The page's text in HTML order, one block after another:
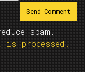
spam.
is processed.